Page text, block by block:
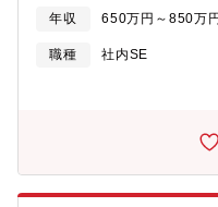
容】■基幹システム（受発
社内ユーザーからの問い合
ト■外部ベンダーの選定、
ルの策定・標準化推進■セ
ク・トラブルシューティン
ジメント（教育・評価含む
様々な職務とポストがござ
正な評価制度を採用。■働き
年収 650万円～850万円
職種
社内SE